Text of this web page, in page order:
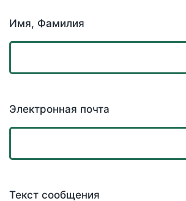
Имя, Фамилия
Электронная почта
Текст сообщения